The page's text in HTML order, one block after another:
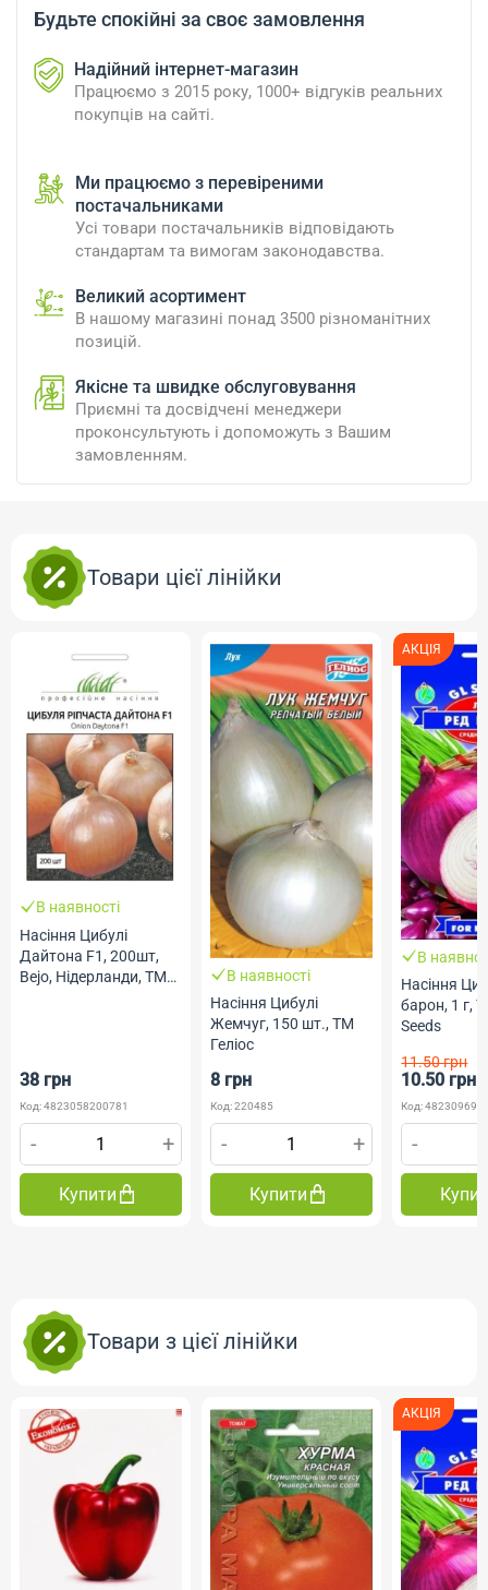
Будьте спокійні за своє замовлення
Надійний інтернет-магазин
Працюємо з 2015 року, 1000+ відгуків реальних
покупців на сайті.
Ми працюємо з перевіреними
постачальниками
Усі товари постачальників відповідають
стандартам та вимогам законодавства.
Великий асортимент
В нашому магазині понад 3500 різноманітних
позицій.
Якісне та швидке обслуговування
Приємні та досвідчені менеджери
проконсультують і допоможуть з Вашим
замовленням.
Товари цієї лінійки
В наявності
Насіння Цибулі
Дайтона F1, 200шт,
Bejo, Нідерланди, ТМ
38 грн
Код: 4823058200781
- +
Купити
В наявності
Насіння Цибулі
Жемчуг, 150 шт., ТМ
Геліос
8 грн
Код: 220485
- +
Купити
АКЦІЯ
В
Насіння
барон, 1 г,
Seeds
11.50 грн
10.50 грн
Код:
-
Товари з цієї лінійки
АКЦІЯ